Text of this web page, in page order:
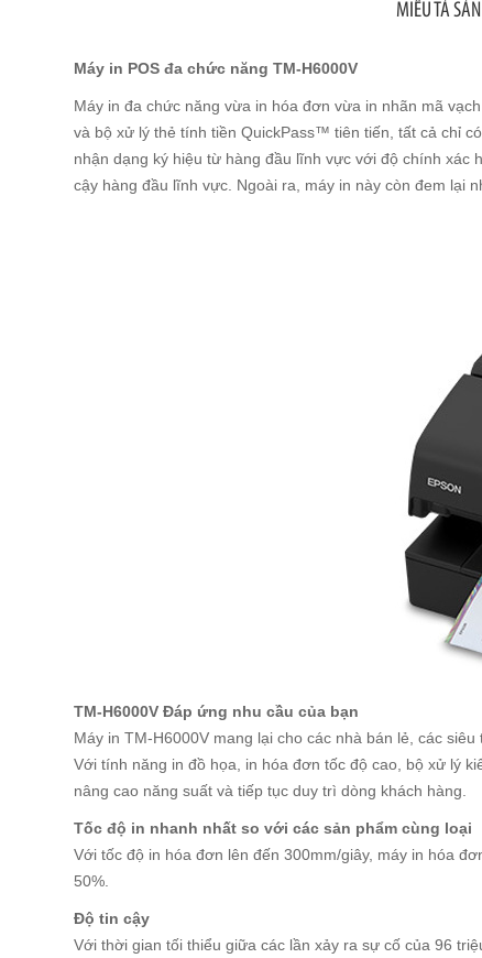
MIÊU TẢ
Máy in POS đa chức năng TM-H6000V
Máy in đa chức năng vừa in hóa đơn vừa in nhãn mã
và bộ xử lý thẻ tính tiền QuickPass™ tiên tiến, tất cả chỉ
nhận dạng ký hiệu từ hàng đầu lĩnh vực với độ chính xác
cậy hàng đầu lĩnh vực. Ngoài ra, máy in này còn đem lại
TM-H6000V Đáp ứng nhu cầu của bạn
Máy in TM-H6000V mang lại cho các nhà bán lẻ, các
Với tính năng in đồ họa, in hóa đơn tốc độ cao, bộ xử lý
nâng cao năng suất và tiếp tục duy trì dòng khách hàng.
Tốc độ in nhanh nhất so với các sản phẩm cùng loại
Với tốc độ in hóa đơn lên đến 300mm/giây, máy in hóa
50%.
Độ tin cậy
Với thời gian tối thiểu giữa các lần xảy ra sự cố của 96